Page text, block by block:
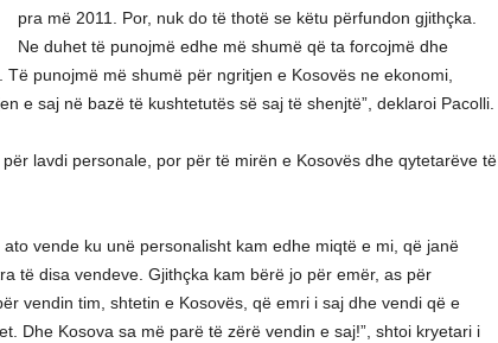
pra më 2011. Por, nuk do të thotë se këtu përfundon gjithçka.
Ne duhet të punojmë edhe më shumë që ta forcojmë dhe
punojmë më shumë për ngritjen e Kosovës ne ekonomi,
e saj në bazë të kushtetutës së saj të shenjtë”, deklaroi Pacolli.
lavdi personale, por për të mirën e Kosovës dhe qytetarëve të
vende ku unë personalisht kam edhe miqtë e mi, që janë
të disa vendeve. Gjithçka kam bërë jo për emër, as për
vendin tim, shtetin e Kosovës, që emri i saj dhe vendi që e
Dhe Kosova sa më parë të zërë vendin e saj!”, shtoi kryetari i